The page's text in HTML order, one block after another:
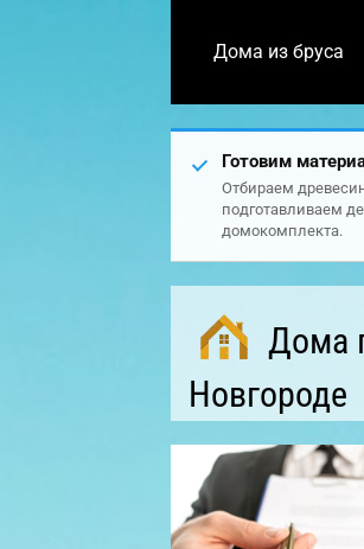
Дома из бруса
Готовим
Отбираем
подготавливаем
домокомплекта.
Дома
Новгороде